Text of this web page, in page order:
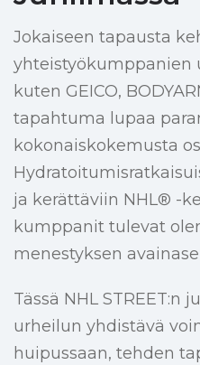
Jokaiseen tapausta
yhteistyökumppanien
kuten GEICO,
tapahtuma lupaa
kokonaiskokemusta
ja kerättäviin NHL® -
kumppanit tulevat
menestyksen
Tässä NHL STREET:n
urheilun yhdistävä
huipussaan, tehden